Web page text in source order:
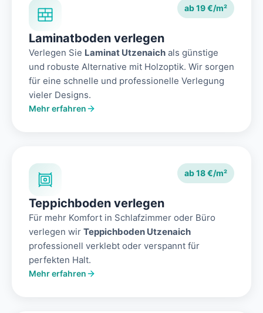
ab 19 €/m²
Laminatboden verlegen
Verlegen Sie Laminat Utzenaich als günstige
und robuste Alternative mit Holzoptik. Wir sorgen
für eine schnelle und professionelle Verlegung
vieler Designs.
Mehr erfahren
ab 18 €/m²
Teppichboden verlegen
Für mehr Komfort in Schlafzimmer oder Büro
verlegen wir Teppichboden Utzenaich
professionell verklebt oder verspannt für
perfekten Halt.
Mehr erfahren